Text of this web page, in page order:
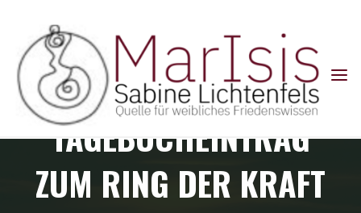
content
Allgemein
Tagebucheinträge: Ring der Kraft und
Kolumbienreise
TAGEBUCHEINTRAG
ZUM RING DER KRAFT